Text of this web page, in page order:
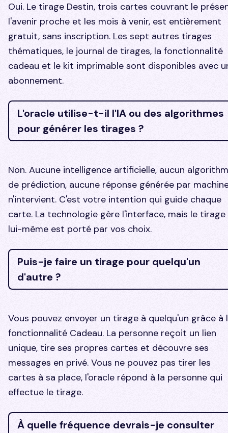
Oui. Le tirage Destin, trois cartes couvrant le
l'avenir proche et les mois à venir, est entièrement
gratuit, sans inscription. Les sept autres tirages
thématiques, le journal de tirages, la fonctionnalité
cadeau et le kit imprimable sont disponibles avec
abonnement.
L'oracle utilise-t-il l'IA ou des algorithmes
pour générer les tirages ?
Non. Aucune intelligence artificielle, aucun
de prédiction, aucune réponse générée par
n'intervient. C'est votre intention qui guide chaque
carte. La technologie gère l'interface, mais le tirage
lui-même est porté par vos choix.
Puis-je faire un tirage pour quelqu'un
d'autre ?
Vous pouvez envoyer un tirage à quelqu'un grâce à
fonctionnalité Cadeau. La personne reçoit un lien
unique, tire ses propres cartes et découvre ses
messages en privé. Vous ne pouvez pas tirer les
cartes à sa place, l'oracle répond à la personne qui
effectue le tirage.
À quelle fréquence devrais-je consulter